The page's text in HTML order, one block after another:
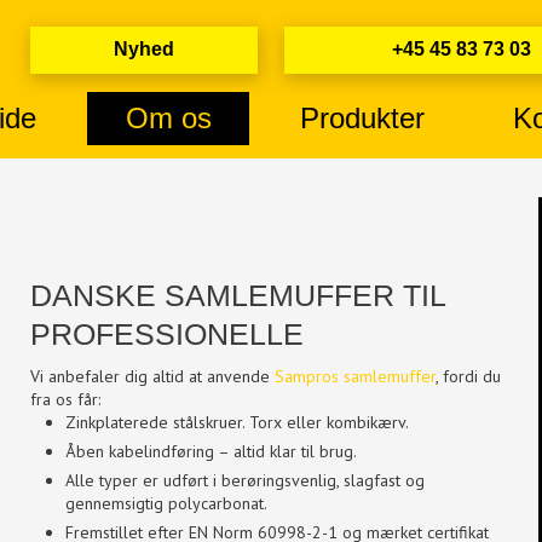
Nyhed​ +45 45 83 73 03​
Om os Produkter
DANSKE SAMLEMUFFER TIL
PROFESSIONELLE
Vi anbefaler dig altid at anvende Sampros samlemuffer, fordi du
fra os får:
Zinkplaterede stålskruer. Torx eller kombikærv.
Åben kabelindføring – altid klar til brug.
Alle typer er udført i berøringsvenlig, slagfast og
gennemsigtig polycarbonat.
Fremstillet efter EN Norm 60998-2-1 og mærket certifikat